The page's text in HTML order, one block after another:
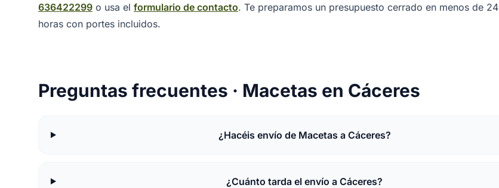
636422299 o usa el formulario de contacto. Te preparamos un presupuesto cerrado en menos de 24
horas con portes incluidos.
Preguntas frecuentes · Macetas en Cáceres
¿Hacéis envío de Macetas a Cáceres?
¿Cuánto tarda el envío a Cáceres?